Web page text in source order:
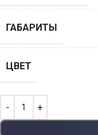
ГАБАРИТЫ
ЦВЕТ